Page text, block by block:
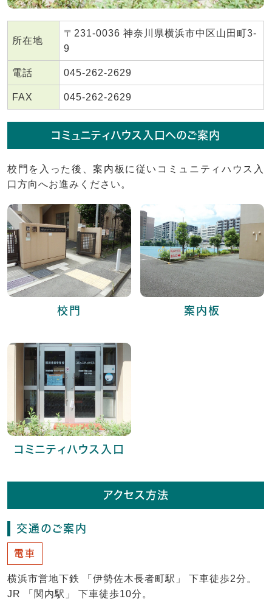
所在地
〒231-0036 神奈川県横浜市中区山田町3-
9
電話 045-262-2629
FAX 045-262-2629
コミュニティハウス入口へのご案内
校門を入った後、案内板に従いコミュニティハウス入
口方向へお進みください。
校門 案内板
コミニティハウス入口
アクセス方法
交通のご案内
電車
横浜市営地下鉄 「伊勢佐木長者町駅」 下車徒歩2分。
JR 「関内駅」 下車徒歩10分。